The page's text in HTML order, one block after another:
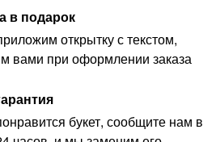
в подарок
открытку с текстом,
вами при оформлении заказа
букет, сообщите нам в